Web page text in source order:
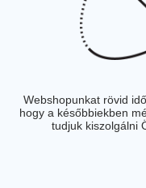
Webshopunkat rövid
hogy a későbbiekben
tudjuk kiszolgálni